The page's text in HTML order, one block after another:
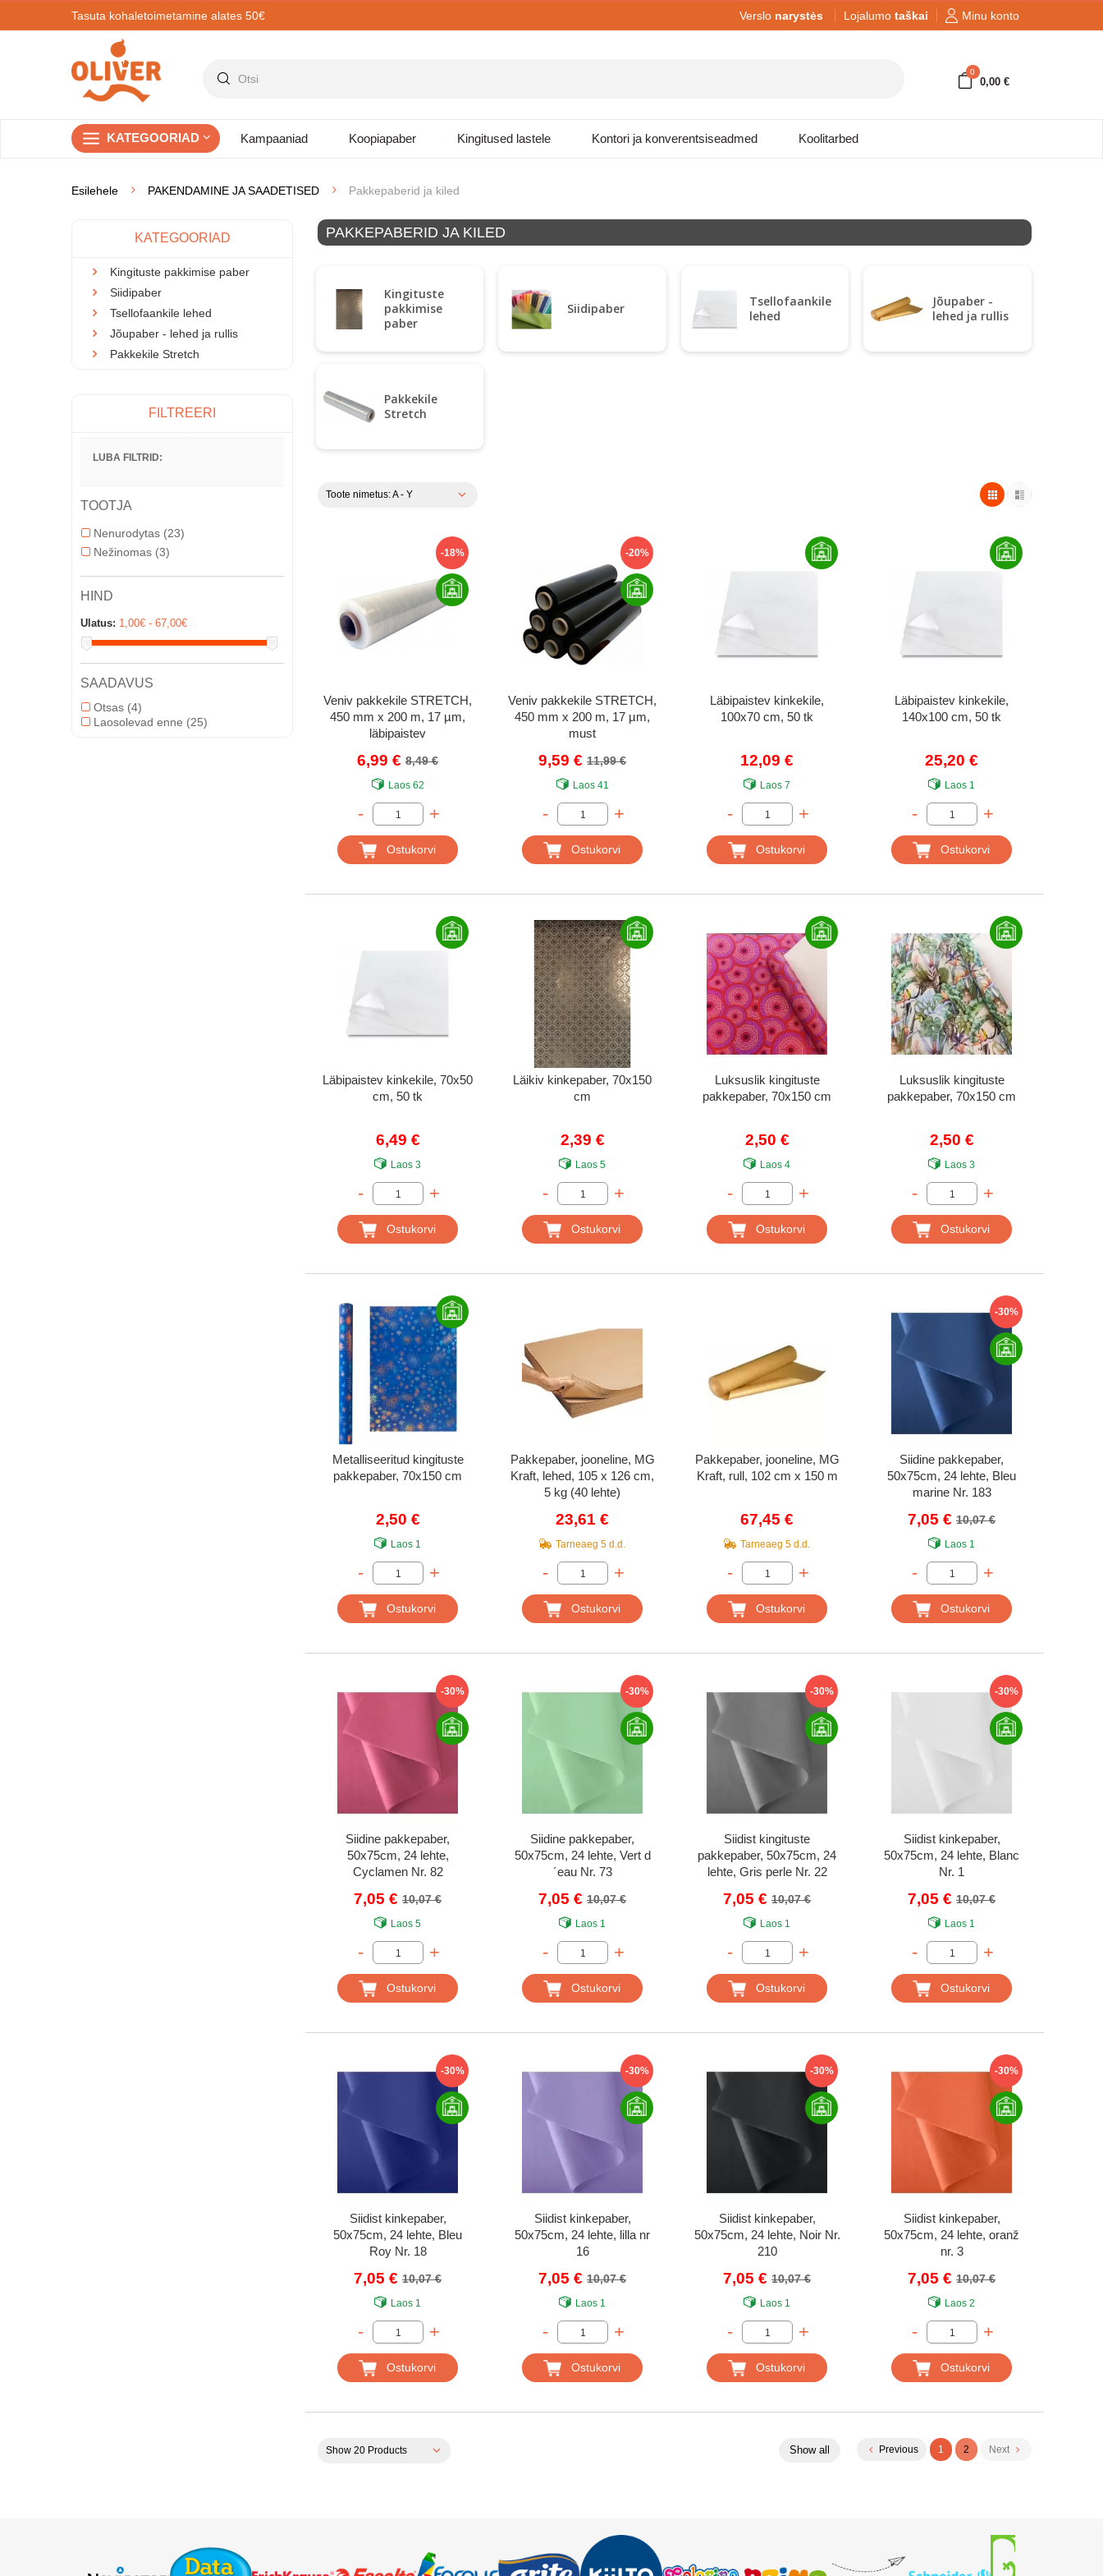
Tasuta kohaletoimetamine alates 50€ Minu konto
Verslo narystės Lojalumo taškai
0
0,00 €
KATEGOORIAD Kampaaniad Koopiapaber Kingitused lastele Kontori ja konverentsiseadmed Koolitarbed
Esilehele PAKENDAMINE JA SAADETISED Pakkepaberid ja kiled
PAKKEPABERID JA KILED
Kingituste
pakkimise
paber
Siidipaber
Tsellofaankile
lehed
Jõupaber -
lehed ja rullis
Pakkekile
Stretch
Toote nimetus: A - Y
-18%
Veniv pakkekile STRETCH,
450 mm x 200 m, 17 µm,
läbipaistev
6,99 € 8,49 €
Laos62
- +
Ostukorvi
-20%
Veniv pakkekile STRETCH,
450 mm x 200 m, 17 µm,
must
9,59 € 11,99 €
Laos41
- +
Ostukorvi
Läbipaistev kinkekile,
100x70 cm, 50 tk
12,09 €
Laos 7
- +
Ostukorvi
Läbipaistev kinkekile,
140x100 cm, 50 tk
25,20 €
Laos 1
- +
Ostukorvi
Läbipaistev kinkekile, 70x50
cm, 50 tk
6,49 €
Laos 3
- +
Ostukorvi
Läikiv kinkepaber, 70x150
cm
2,39 €
Laos 5
- +
Ostukorvi
Luksuslik kingituste
pakkepaber, 70x150 cm
2,50 €
Laos 4
- +
Ostukorvi
Luksuslik kingituste
pakkepaber, 70x150 cm
2,50 €
Laos 3
- +
Ostukorvi
Metalliseeritud kingituste
pakkepaber, 70x150 cm
2,50 €
Laos 1
- +
Ostukorvi
Pakkepaber, jooneline, MG
Kraft, lehed, 105 x 126 cm,
5 kg (40 lehte)
23,61 €
Tarneaeg 5 d.d.
- +
Ostukorvi
Pakkepaber, jooneline, MG
Kraft, rull, 102 cm x 150 m
67,45 €
Tarneaeg 5 d.d.
- +
Ostukorvi
-30%
Siidine pakkepaber,
50x75cm, 24 lehte, Bleu
marine Nr. 183
7,05 € 10,07 €
Laos 1
- +
Ostukorvi
-30%
Siidine pakkepaber,
50x75cm, 24 lehte,
Cyclamen Nr. 82
7,05 € 10,07 €
Laos 5
- +
Ostukorvi
-30%
Siidine pakkepaber,
50x75cm, 24 lehte, Vert d
´eau Nr. 73
7,05 € 10,07 €
Laos 1
- +
Ostukorvi
-30%
Siidist kingituste
pakkepaber, 50x75cm, 24
lehte, Gris perle Nr. 22
7,05 € 10,07 €
Laos 1
- +
Ostukorvi
-30%
Siidist kinkepaber,
50x75cm, 24 lehte, Blanc
Nr. 1
7,05 € 10,07 €
Laos 1
- +
Ostukorvi
-30%
Siidist kinkepaber,
50x75cm, 24 lehte, Bleu
Roy Nr. 18
7,05 € 10,07 €
Laos 1
- +
Ostukorvi
-30%
Siidist kinkepaber,
50x75cm, 24 lehte, lilla nr
16
7,05 € 10,07 €
Laos 1
- +
Ostukorvi
-30%
Siidist kinkepaber,
50x75cm, 24 lehte, Noir Nr.
210
7,05 € 10,07 €
Laos 1
- +
Ostukorvi
-30%
Siidist kinkepaber,
50x75cm, 24 lehte, oranž
nr. 3
7,05 € 10,07 €
Laos 2
- +
Ostukorvi
Previous 1 2 Next
Show all
Show 20 Products
KATEGOORIAD
Kingituste pakkimise paber
Siidipaber
Tsellofaankile lehed
Jõupaber - lehed ja rullis
Pakkekile Stretch
FILTREERI
LUBA FILTRID:
TOOTJA
Nenurodytas (23)
Nežinomas (3)
HIND
Ulatus: 1,00€ - 67,00€
SAADAVUS
Otsas (4)
Laosolevad enne (25)